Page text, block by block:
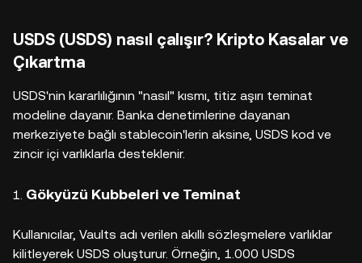
USDS (USDS) nasıl çalışır? Kripto Kasalar ve
Çıkartma
USDS'nin kararlılığının "nasıl" kısmı, titiz aşırı teminat
modeline dayanır. Banka denetimlerine dayanan
merkeziyete bağlı stablecoin'lerin aksine, USDS kod ve
zincir içi varlıklarla desteklenir.
Gökyüzü Kubbeleri ve Teminat
Kullanıcılar, Vaults adı verilen akıllı sözleşmelere varlıklar
kilitleyerek USDS oluşturur. Örneğin, 1.000 USDS